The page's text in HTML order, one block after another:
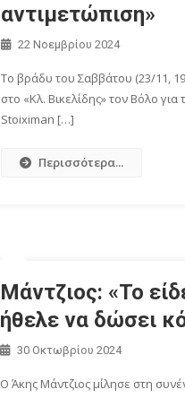
αντιμετώπιση»
22 Νοεμβρίου 2024
Το βράδυ του Σαββάτου (23/11,
στο «Κλ. Βικελίδης» τον Βόλο για
Stoiximan […]
Περισσότερα...
Μάντζιος: «Το
ήθελε να δώσει
30 Οκτωβρίου 2024
Ο Άκης Μάντζιος μίλησε στη